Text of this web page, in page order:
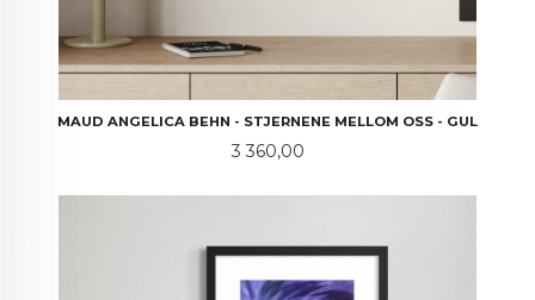
MAUD ANGELICA BEHN - STJERNENE MELLOM OSS - GUL
Pris
3 360,00